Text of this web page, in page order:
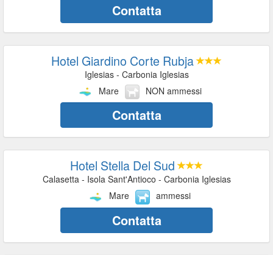
Contatta
Hotel Giardino Corte Rubja
Iglesias - Carbonia Iglesias
Mare
NON ammessi
Contatta
Hotel Stella Del Sud
Calasetta - Isola Sant'Antioco - Carbonia Iglesias
Mare
ammessi
Contatta